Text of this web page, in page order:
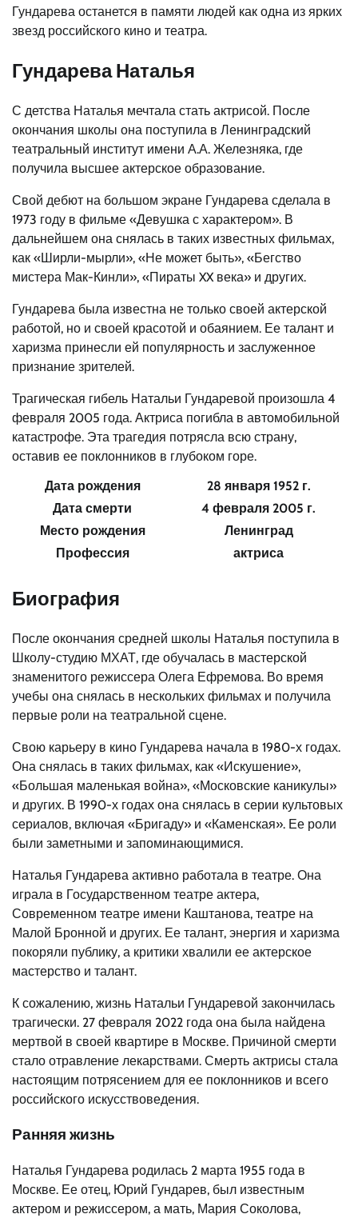
Гундарева останется в памяти людей как одна из ярких
звезд российского кино и театра.
Гундарева Наталья
С детства Наталья мечтала стать актрисой. После
окончания школы она поступила в Ленинградский
театральный институт имени А.А. Железняка, где
получила высшее актерское образование.
Свой дебют на большом экране Гундарева сделала в
1973 году в фильме «Девушка с характером». В
дальнейшем она снялась в таких известных фильмах,
как «Ширли-мырли», «Не может быть», «Бегство
мистера Мак-Кинли», «Пираты XX века» и других.
Гундарева была известна не только своей актерской
работой, но и своей красотой и обаянием. Ее талант и
харизма принесли ей популярность и заслуженное
признание зрителей.
Трагическая гибель Натальи Гундаревой произошла 4
февраля 2005 года. Актриса погибла в автомобильной
катастрофе. Эта трагедия потрясла всю страну,
оставив ее поклонников в глубоком горе.
Дата рождения
28 января 1952 г.
Дата смерти
4 февраля 2005 г.
Место рождения
Ленинград
Профессия
актриса
Биография
После окончания средней школы Наталья поступила в
Школу-студию МХАТ, где обучалась в мастерской
знаменитого режиссера Олега Ефремова. Во время
учебы она снялась в нескольких фильмах и получила
первые роли на театральной сцене.
Свою карьеру в кино Гундарева начала в 1980-х годах.
Она снялась в таких фильмах, как «Искушение»,
«Большая маленькая война», «Московские каникулы»
и других. В 1990-х годах она снялась в серии культовых
сериалов, включая «Бригаду» и «Каменская». Ее роли
были заметными и запоминающимися.
Наталья Гундарева активно работала в театре. Она
играла в Государственном театре актера,
Современном театре имени Каштанова, театре на
Малой Бронной и других. Ее талант, энергия и харизма
покоряли публику, а критики хвалили ее актерское
мастерство и талант.
К сожалению, жизнь Натальи Гундаревой закончилась
трагически. 27 февраля 2022 года она была найдена
мертвой в своей квартире в Москве. Причиной смерти
стало отравление лекарствами. Смерть актрисы стала
настоящим потрясением для ее поклонников и всего
российского искусствоведения.
Ранняя жизнь
Наталья Гундарева родилась 2 марта 1955 года в
Москве. Ее отец, Юрий Гундарев, был известным
актером и режиссером, а мать, Мария Соколова,